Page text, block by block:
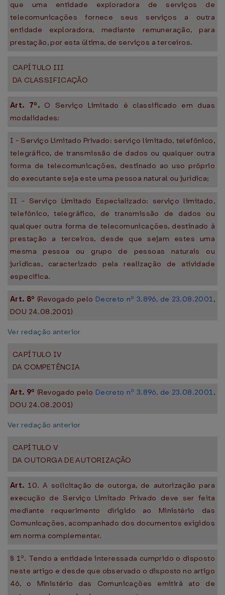
que uma entidade exploradora de serviços de
telecomunicações fornece seus serviços a outra
entidade exploradora, mediante remuneração, para
prestação, por esta última, de serviços a terceiros.
CAPÍTULO III
DA CLASSIFICAÇÃO
Art. 7º. O Serviço Limitado é classificado em duas
modalidades:
I - Serviço Limitado Privado: serviço limitado, telefônico,
telegráfico, de transmissão de dados ou qualquer outra
forma de telecomunicações, destinado ao uso próprio
do executante seja este uma pessoa natural ou jurídica;
II - Serviço Limitado Especializado: serviço limitado,
telefônico, telegráfico, de transmissão de dados ou
qualquer outra forma de telecomunicações, destinado à
prestação a terceiros, desde que sejam estes uma
mesma pessoa ou grupo de pessoas naturais ou
jurídicas, caracterizado pela realização de atividade
específica.
Art. 8º (Revogado pelo Decreto nº 3.896, de 23.08.2001,
DOU 24.08.2001)
Ver redação anterior
CAPÍTULO IV
DA COMPETÊNCIA
Art. 9º (Revogado pelo Decreto nº 3.896, de 23.08.2001,
DOU 24.08.2001)
Ver redação anterior
CAPÍTULO V
DA OUTORGA DE AUTORIZAÇÃO
Art. 10. A solicitação de outorga, de autorização para
execução de Serviço Limitado Privado deve ser feita
mediante requerimento dirigido ao Ministério das
Comunicações, acompanhado dos documentos exigidos
em norma complementar.
§ 1º. Tendo a entidade interessada cumprido o disposto
neste artigo e desde que observado o disposto no artigo
46, o Ministério das Comunicações emitirá ato de